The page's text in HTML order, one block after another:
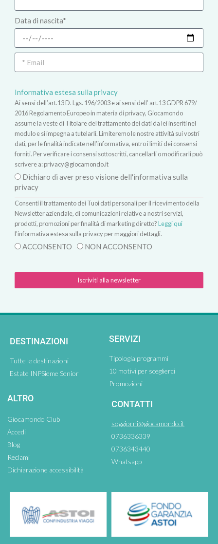
Data di nascita*
Informativa estesa sulla privacy
Ai sensi dell’art.13 D. Lgs. 196/2003 e ai sensi dell’ art.13 GDPR 679/
2016 Regolamento Europeo in materia di privacy, Giocamondo
assume la veste di Titolare del trattamento dei dati da lei inseriti nel
modulo e si impegna a tutelarli. Limiteremo le nostre attività sui vostri
dati, per le finalità indicate nell’informativa, entro i limiti dei consensi
forniti. Per verificare i consensi sottoscritti, cancellarli o modificarli può
scrivere a:privacy@giocamondo.it
Dichiaro di aver preso visione dell'informativa sulla
privacy
Consenti il trattamento dei Tuoi dati personali per il ricevimento della
Newsletter aziendale, di comunicazioni relative a nostri servizi,
prodotti, promozioni per finalità di marketing diretto?Leggi qui
l'informativa estesa sulla privacy per maggiori dettagli.
ACCONSENTO NON ACCONSENTO
Iscriviti alla newsletter
DESTINAZIONI
Tutte le destinazioni
Estate INPSieme Senior
SERVIZI
Tipologia programmi
10 motivi per sceglierci
Promozioni
ALTRO
Giocamondo Club
Accedi
Blog
Reclami
Dichiarazione accessibilità
CONTATTI
soggiorni@giocamondo.it
0736336339
0736343440
Whatsapp